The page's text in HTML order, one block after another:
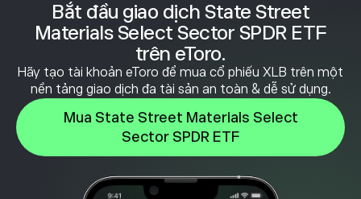
Bắt đầu giao dịch State Street
Materials Select Sector SPDR ETF
trên eToro.
Hãy tạo tài khoản eToro để mua cổ phiếu XLB trên một
nền tảng giao dịch đa tài sản an toàn & dễ sử dụng.
Mua State Street Materials Select
Sector SPDR ETF